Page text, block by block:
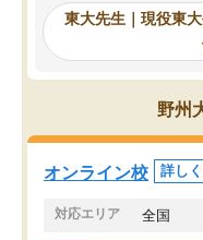
れるので、親としても
使える自習室とかもあ
ところがあれば先生が
のも重宝しています。
東大先生｜現役東
野州
オンライン校 詳し
対応エリア 全国